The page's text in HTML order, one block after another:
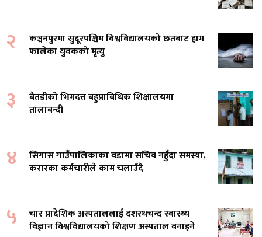
२
कञ्चनपुरमा सुदूरपश्चिम विश्वविद्यालयको छतबाट हाम
फालेका युवकको मृत्यु
३
बैतडीको भिमदत्त बहुप्राविधिक शिक्षालयमा
तालाबन्दी
४
सिगास गाउँपालिकाका वडामा सचिव नहुँदा समस्या,
करारका कर्मचारीले काम चलाउँदै
५
चार प्रादेशिक अस्पताललाई दशरथचन्द स्वास्थ्य
विज्ञान विश्वविद्यालयको शिक्षण अस्पताल बनाइने